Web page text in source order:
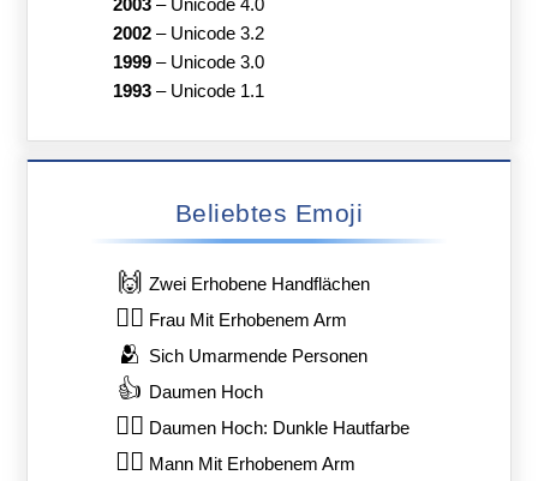
2003– Unicode 4.0
2002– Unicode 3.2
1999– Unicode 3.0
1993– Unicode 1.1
Beliebtes Emoji
🙌 Zwei Erhobene Handflächen
🙋‍♀️ Frau Mit Erhobenem Arm
🫂 Sich Umarmende Personen
👍 Daumen Hoch
👍🏿 Daumen Hoch: Dunkle Hautfarbe
🙋‍♂️ Mann Mit Erhobenem Arm